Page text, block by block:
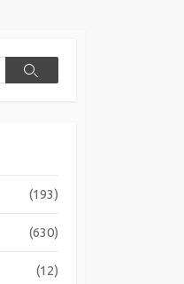
Search
(193)
(630)
(12)